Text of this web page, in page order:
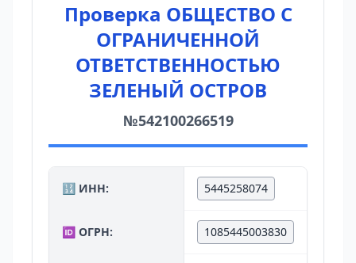
Проверка ОБЩЕСТВО С
ОГРАНИЧЕННОЙ
ОТВЕТСТВЕННОСТЬЮ
ЗЕЛЕНЫЙ ОСТРОВ
№542100266519
🔢 ИНН: 5445258074
🆔 ОГРН: 1085445003830